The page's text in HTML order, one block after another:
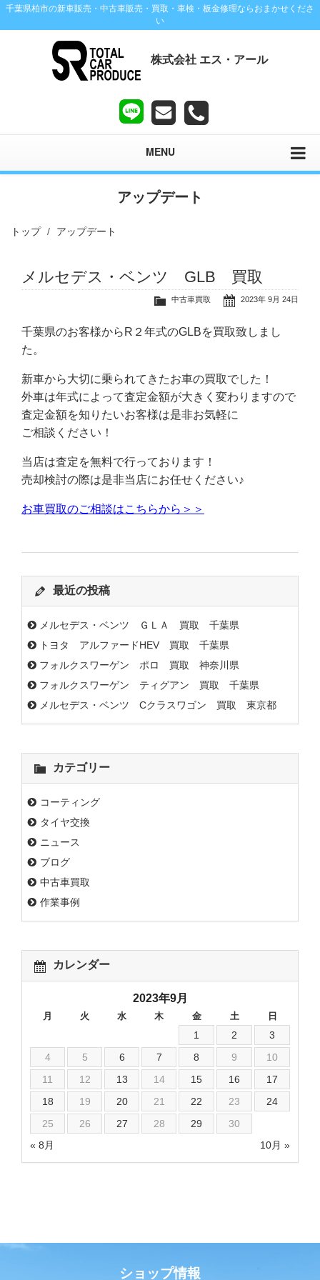
千葉県柏市の新車販売・中古車販売・買取・車検・板金修理ならおまかせくださ
い
株式会社 エス・アール
MENU
アップデート
トップ アップデート
メルセデス・ベンツ GLB 買取
2023年 9月 24日
中古車買取
千葉県のお客様からR２年式のGLBを買取致しまし
た。
新車から大切に乗られてきたお車の買取でした！
外車は年式によって査定金額が大きく変わりますので
査定金額を知りたいお客様は是非お気軽に
ご相談ください！
当店は査定を無料で行っております！
売却検討の際は是非当店にお任せください♪
お車買取のご相談はこちらから＞＞
最近の投稿
メルセデス・ベンツ ＧＬＡ 買取 千葉県
トヨタ アルファードHEV 買取 千葉県
フォルクスワーゲン ポロ 買取 神奈川県
フォルクスワーゲン ティグアン 買取 千葉県
メルセデス・ベンツ Cクラスワゴン 買取 東京都
カテゴリー
コーティング
タイヤ交換
ニュース
ブログ
中古車買取
作業事例
カレンダー
2023年9月
月 火 水 木 金 土 日
« 8月 10月 »
1 2
3
4
5 6 7 8 9
10
11
12 13 14 15 16
17
18
19 20 21 22 23
24
25
26 27 28 29 30
ショップ情報